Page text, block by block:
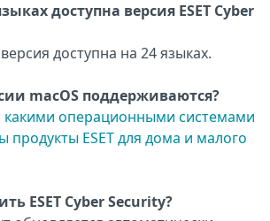
доступна версия ESET Cyber
доступна на 24 языках.
macOS поддерживаются?
какими операционными системами
продукты ESET для дома и малого
ESET Cyber Security?